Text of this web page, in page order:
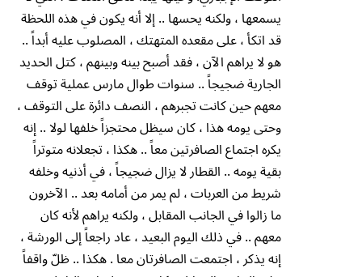
يسمعها ، ولكنه يحسها .. إلا أنه يكون في هذه اللحظة
قد اتكأ ، على مقعده المتهتك ، المصلوب عليه أبداً ..
هو لا يراهم الآن ، فقد أصبح بينه وبينهم ، كتل الحديد
الجارية ضجيجاً .. سنوات طوال مارس عملية توقف
معهم حين كانت تجبرهم ، النصف دائرة على التوقف ،
وحتى يومه هذا ، كان سيظل محتجزاً خلفها لولا .. إنه
يكره اجتماع الصافرتين معاً .. هكذا ، تجعلانه متوتراً
بقية يومه .. القطار لا يزال ضجيجاً ، في أذنيه وخلفه
شريط من العربات ، لم يمر من أمامه بعد .. الآخرون
ما زالوا في الجانب المقابل ، ولكنه يراهم لأنه كان
معهم .. في ذلك اليوم البعيد ، عاد راجعاً إلى الورشة ،
إنه يذكر ، اجتمعت الصافرتان معا . هكذا .. ظلّ واقفاً